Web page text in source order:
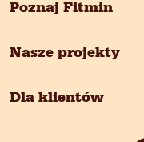
Poznaj Fitmin
Nasze projekty
Dla klientów